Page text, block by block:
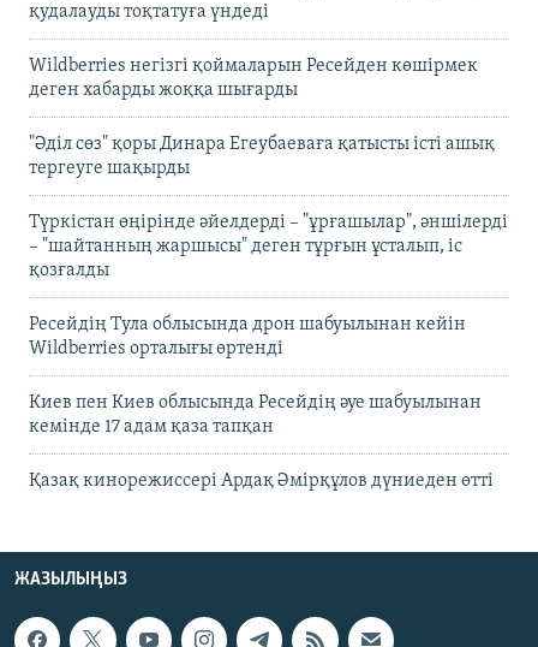
қудалауды тоқтатуға үндеді
Wildberries негізгі қоймаларын Ресейден көшірмек
деген хабарды жоққа шығарды
"Әділ сөз" қоры Динара Егеубаеваға қатысты істі ашық
тергеуге шақырды
Түркістан өңірінде әйелдерді – "ұрғашылар", әншілерді
– "шайтанның жаршысы" деген тұрғын ұсталып, іс
қозғалды
Ресейдің Тула облысында дрон шабуылынан кейін
Wildberries орталығы өртенді
Киев пен Киев облысында Ресейдің әуе шабуылынан
кемінде 17 адам қаза тапқан
Қазақ кинорежиссері Ардақ Әмірқұлов дүниеден өтті
ЖАЗЫЛЫҢЫЗ